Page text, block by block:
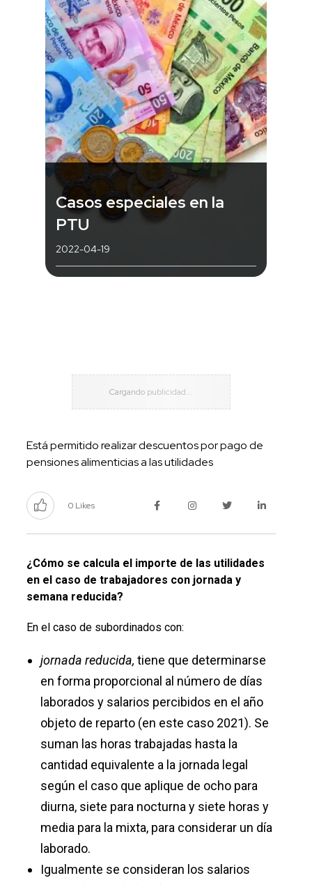
Casos especiales en la
PTU
2022-04-19
Está permitido realizar descuentos por pago de
pensiones alimenticias a las utilidades
0 Likes
¿Cómo se calcula el importe de las utilidades
en el caso de trabajadores con jornada y
semana reducida?
En el caso de subordinados con:
jornada reducida, tiene que determinarse
en forma proporcional al número de días
laborados y salarios percibidos en el año
objeto de reparto (en este caso 2021). Se
suman las horas trabajadas hasta la
cantidad equivalente a la jornada legal
según el caso que aplique de ocho para
diurna, siete para nocturna y siete horas y
media para la mixta, para considerar un día
laborado.
Igualmente se consideran los salarios